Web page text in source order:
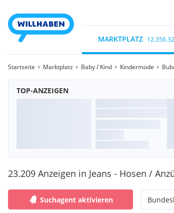
MARKTPLATZ
Startseite Marktplatz Baby / Kind Kindermode
TOP-ANZEIGEN
23.209 Anzeigen in Jeans - Hosen /
Suchagent aktivieren